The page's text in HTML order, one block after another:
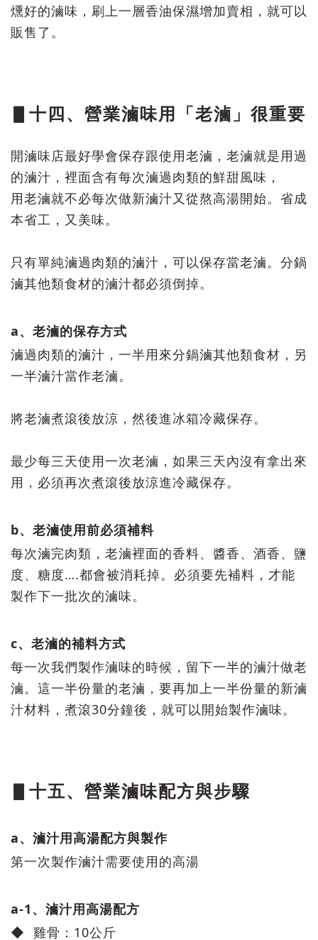
燻好的滷味，刷上一層香油保濕增加賣相，就可以
販售了。
▋十四、營業滷味用「老滷」很重要
開滷味店最好學會保存跟使用老滷，老滷就是用過
的滷汁，裡面含有每次滷過肉類的鮮甜風味，
用老滷就不必每次做新滷汁又從熬高湯開始。省成
本省工，又美味。
只有單純滷過肉類的滷汁，可以保存當老滷。分鍋
滷其他類食材的滷汁都必須倒掉。
a、老滷的保存方式
滷過肉類的滷汁，一半用來分鍋滷其他類食材，另
一半滷汁當作老滷。
將老滷煮滾後放涼，然後進冰箱冷藏保存。
最少每三天使用一次老滷，如果三天內沒有拿出來
用，必須再次煮滾後放涼進冷藏保存。
b、老滷使用前必須補料
每次滷完肉類，老滷裡面的香料、醬香、酒香、鹽
度、糖度….都會被消耗掉。必須要先補料，才能
製作下一批次的滷味。
c、老滷的補料方式
每一次我們製作滷味的時候，留下一半的滷汁做老
滷。這一半份量的老滷，要再加上一半份量的新滷
汁材料，煮滾30分鐘後，就可以開始製作滷味。
▋十五、營業滷味配方與步驟
a、滷汁用高湯配方與製作
第一次製作滷汁需要使用的高湯
a-1、滷汁用高湯配方
◆ 雞骨：10公斤